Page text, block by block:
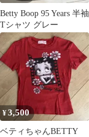
Betty Boop 95 Years 半袖
Tシャツ グレー
¥3,500
ベティちゃんBETTY